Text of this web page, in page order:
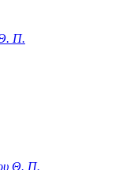
Θ. Π.
Θ. Π.